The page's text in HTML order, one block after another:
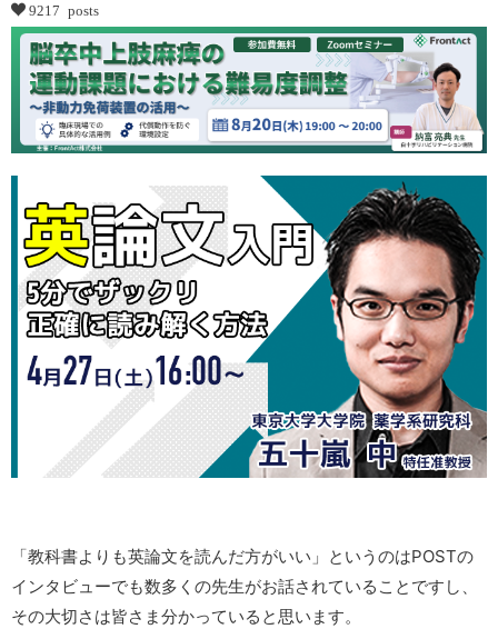
9217 posts
「教科書よりも英論文を読んだ方がいい」というのはPOSTの
インタビューでも数多くの先生がお話されていることですし、
その大切さは皆さま分かっていると思います。